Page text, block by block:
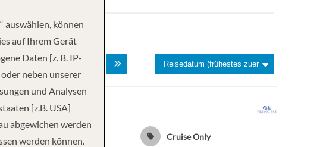
1 2 3
Cruise Only
auswählen, können
auf Ihrem Gerät
Daten [z. B. IP-
neben unserer
und Analysen
[z.B. USA]
abgewichen werden
werden können.